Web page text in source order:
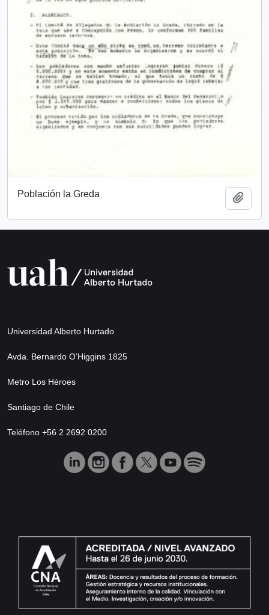
Población la Greda
Universidad Alberto Hurtado
Avda. Bernardo O’Higgins 1825
Metro Los Héroes
Santiago de Chile
Teléfono +56 2 2692 0200